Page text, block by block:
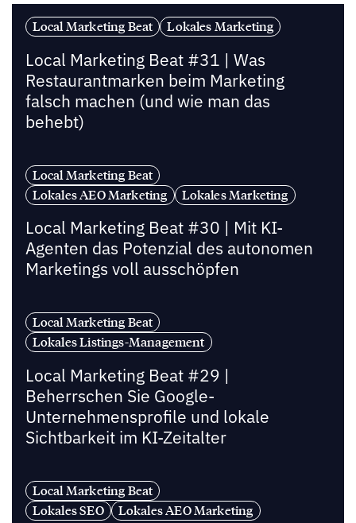
Local Marketing Beat Lokales Marketing
Local Marketing Beat #31 | Was
Restaurantmarken beim Marketing
falsch machen (und wie man das
behebt)
Local Marketing Beat
Lokales AEO Marketing
Lokales Marketing
Local Marketing Beat #30 | Mit KI-
Agenten das Potenzial des autonomen
Marketings voll ausschöpfen
Local Marketing Beat
Lokales Listings-Management
Local Marketing Beat #29 |
Beherrschen Sie Google-
Unternehmensprofile und lokale
Sichtbarkeit im KI-Zeitalter
Local Marketing Beat
Lokales SEO
Lokales AEO Marketing